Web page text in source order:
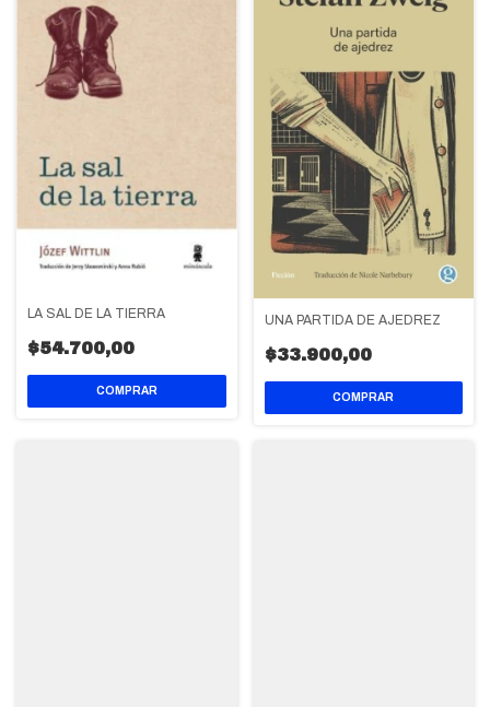
LA SAL DE LA TIERRA
$54.700,00
UNA PARTIDA DE AJEDREZ
$33.900,00